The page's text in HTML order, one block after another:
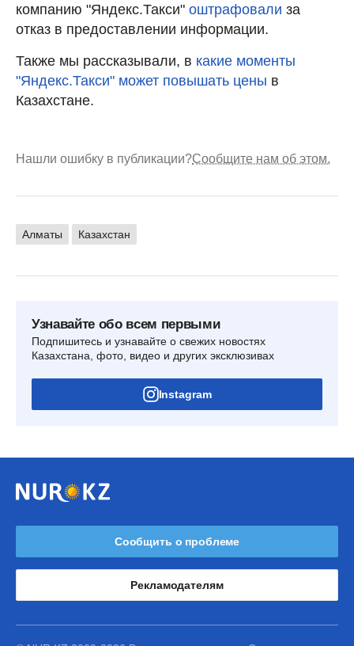
компанию "Яндекс.Такси" оштрафовали за
отказ в предоставлении информации.
Также мы рассказывали, в какие моменты
"Яндекс.Такси" может повышать цены в
Казахстане.
Нашли ошибку в публикации?Сообщите нам об этом.
Алматы Казахстан
Узнавайте обо всем первыми
Подпишитесь и узнавайте о свежих новостях
Казахстана, фото, видео и других эксклюзивах
Instagram
Сообщить о проблеме
Рекламодателям